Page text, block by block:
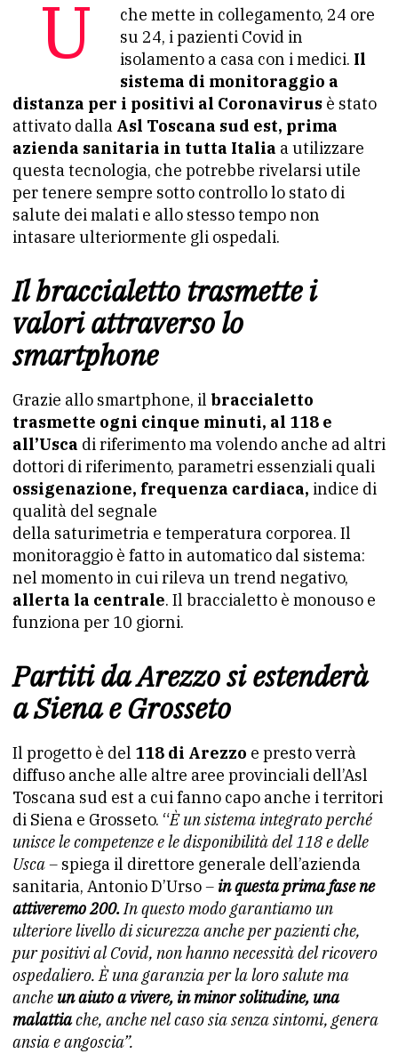
Una sorta di braccialetto elettronico
che mette in collegamento, 24 ore
su 24, i pazienti Covid in
isolamento a casa con i medici. Il
sistema di monitoraggio a
distanza per i positivi al Coronavirus è stato
attivato dalla Asl Toscana sud est, prima
azienda sanitaria in tutta Italia a utilizzare
questa tecnologia, che potrebbe rivelarsi utile
per tenere sempre sotto controllo lo stato di
salute dei malati e allo stesso tempo non
intasare ulteriormente gli ospedali.
Il braccialetto trasmette i
valori attraverso lo
smartphone
Grazie allo smartphone, il braccialetto
trasmette ogni cinque minuti, al 118 e
all’Usca di riferimento ma volendo anche ad altri
dottori di riferimento, parametri essenziali quali
ossigenazione, frequenza cardiaca, indice di
qualità del segnale
della saturimetria e temperatura corporea. Il
monitoraggio è fatto in automatico dal sistema:
nel momento in cui rileva un trend negativo,
allerta la centrale. Il braccialetto è monouso e
funziona per 10 giorni.
Partiti da Arezzo si estenderà
a Siena e Grosseto
Il progetto è del 118 di Arezzo e presto verrà
diffuso anche alle altre aree provinciali dell’Asl
Toscana sud est a cui fanno capo anche i territori
di Siena e Grosseto. “È un sistema integrato perché
unisce le competenze ele disponibilità del 118 e delle
Usca – spiega il direttore generale dell’azienda
sanitaria, Antonio D’Urso– in questa prima fase ne
attiveremo 200.In questo modo garantiamo un
ulteriore livellodi sicurezza anche per pazienti che,
pur positivi al Covid, nonhanno necessità del ricovero
ospedaliero. È una garanzia per laloro salute ma
anche un aiuto a vivere, in minor solitudine, una
malattiache, anche nel caso sia senza sintomi, genera
ansia eangoscia”.